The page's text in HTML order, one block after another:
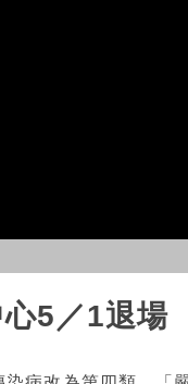
5／1退場